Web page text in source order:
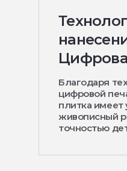
Благодаря
цифровой
плитка имеет
живописный
точностью